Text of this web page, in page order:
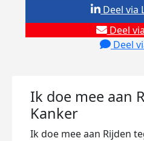
Deel
Deel
Deel via
Ik doe mee aan
Kanker
Ik doe mee aan Rijden